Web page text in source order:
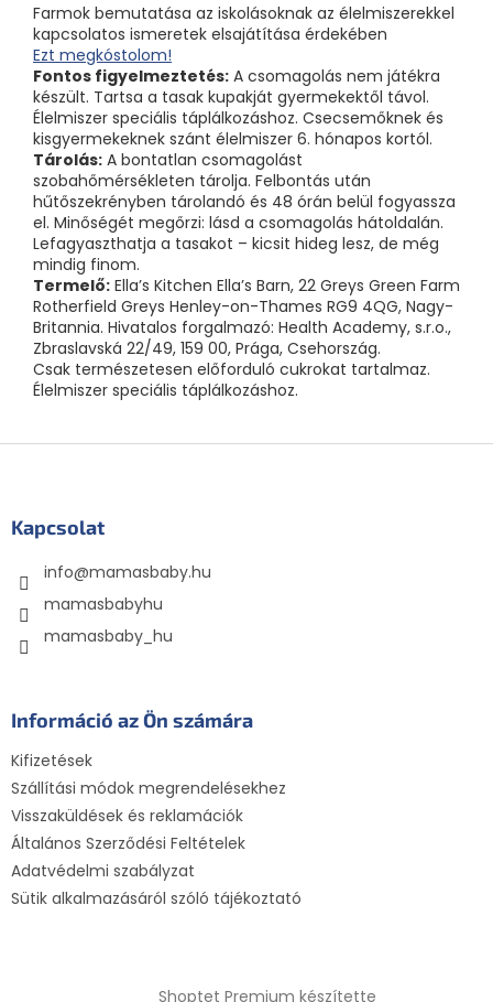
Farmok bemutatása az iskolásoknak az élelmiszerekkel
kapcsolatos ismeretek elsajátítása érdekében
Ezt megkóstolom!
Fontos figyelmeztetés: A csomagolás nem játékra
készült. Tartsa a tasak kupakját gyermekektől távol.
Élelmiszer speciális táplálkozáshoz. Csecsemőknek és
kisgyermekeknek szánt élelmiszer 6. hónapos kortól.
Tárolás: A bontatlan csomagolást
szobahőmérsékleten tárolja. Felbontás után
hűtőszekrényben tárolandó és 48 órán belül fogyassza
el. Minőségét megőrzi: lásd a csomagolás hátoldalán.
Lefagyaszthatja a tasakot – kicsit hideg lesz, de még
mindig finom.
Termelő: Ella’s Kitchen Ella’s Barn, 22 Greys Green Farm
Rotherfield Greys Henley-on-Thames RG9 4QG, Nagy-
Britannia. Hivatalos forgalmazó: Health Academy, s.r.o.,
Zbraslavská 22/49, 159 00, Prága, Csehország.
Csak természetesen előforduló cukrokat tartalmaz.
Élelmiszer speciális táplálkozáshoz.
Kapcsolat
info@mamasbaby.hu
mamasbabyhu
mamasbaby_hu
Információ az Ön számára
Kifizetések
Szállítási módok megrendelésekhez
Visszaküldések és reklamációk
Általános Szerződési Feltételek
Adatvédelmi szabályzat
Sütik alkalmazásáról szóló tájékoztató
Shoptet Premium készítette